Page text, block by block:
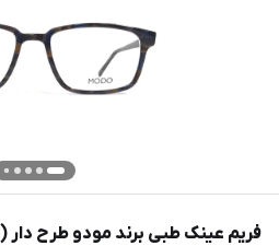
فریم عینک طبی برند مودو طرح دار (MODO) مدل 6604